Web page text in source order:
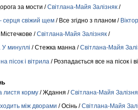
за мости /Свiтлана-Майя Залiзняк /
серця свіжий щем / Все згідно з планом /
/Свiтлана-Майя Залiзняк /
У минуллі / Стежка манна /Свiтлана-Майя
пісок і вітрила / Розпадається все на пісок і
листя корму / Ждання /Свiтлана-Майя
між дворами / Осінь /Свiтлана-Майя